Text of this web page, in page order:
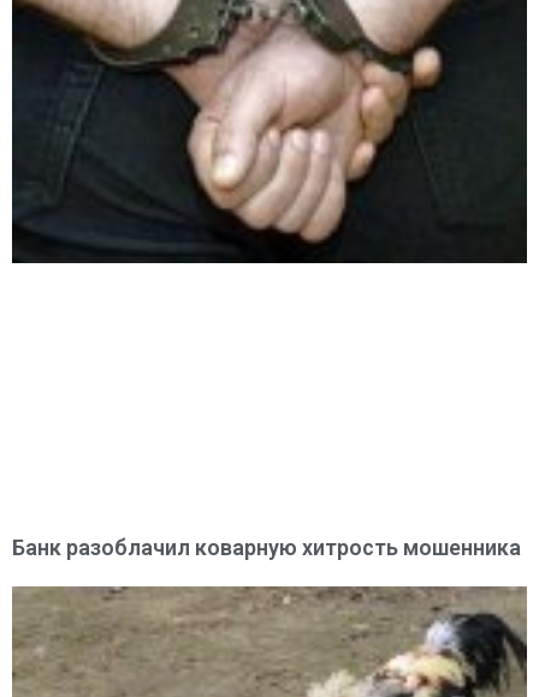
Банк разоблачил коварную хитрость мошенника